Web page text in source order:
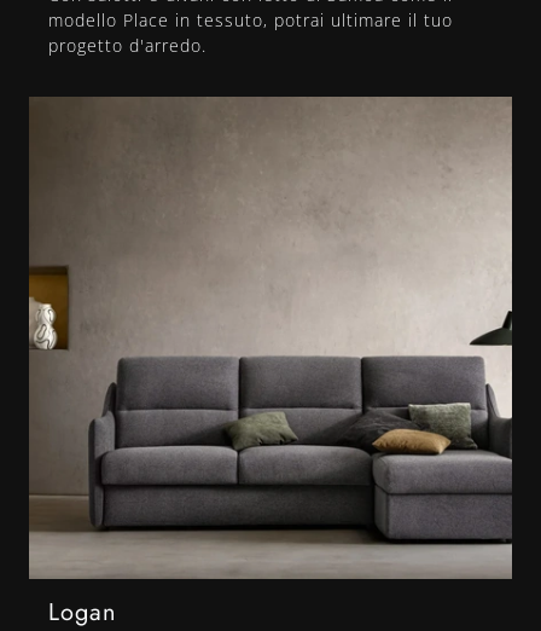
modello Place in tessuto, potrai ultimare il tuo
progetto d'arredo.
Logan